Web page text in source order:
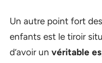
Un autre point fort
enfants est le tiroir
d’avoir un véritable